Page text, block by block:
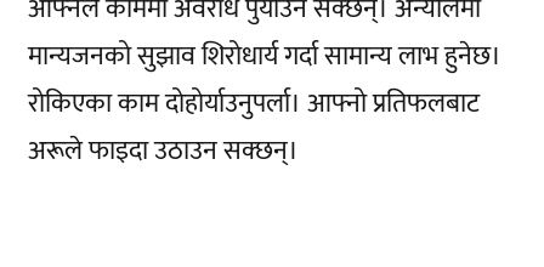
मान्यजनको सुझाव शिरोधार्य गर्दा सामान्य लाभ हुनेछ।
रोकिएका काम दोहोर्याउनुपर्ला। आफ्नो प्रतिफलबाट
अरूले फाइदा उठाउन सक्छन्।